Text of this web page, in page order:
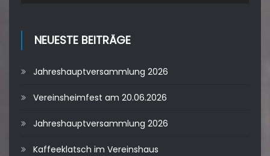
NEUESTE BEITRÄGE
Jahreshauptversammlung 2026
Vereinsheimfest am 20.06.2026
Jahreshauptversammlung 2026
Kaffeeklatsch im Vereinshaus